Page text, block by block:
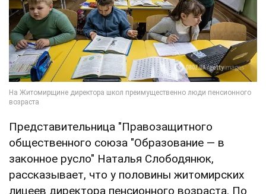
Представительница "Правозащитного
общественного союза "Образование — в
законное русло" Наталья Слободянюк,
рассказывает, что у половины житомирских
лицеев директора пенсионного возраста. По